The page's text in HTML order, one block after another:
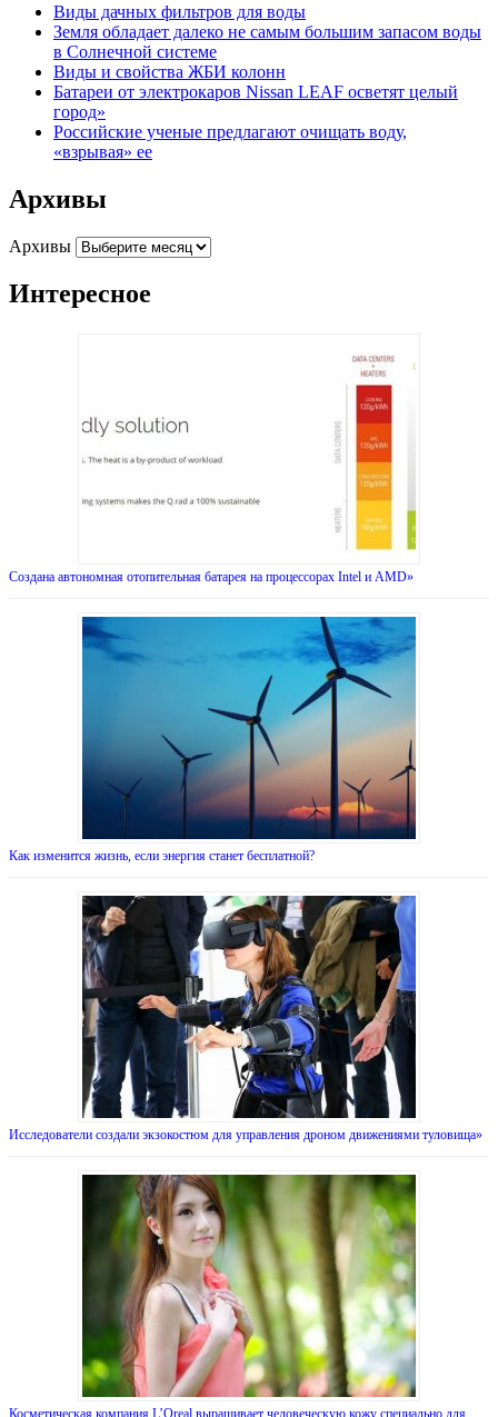
Виды дачных фильтров для воды
Земля обладает далеко не самым большим запасом воды
в Солнечной системе
Виды и свойства ЖБИ колонн
Батареи от электрокаров Nissan LEAF осветят целый
город»
Российские ученые предлагают очищать воду,
«взрывая» ее
Архивы
Архивы
Интересное
Создана автономная отопительная батарея на процессорах Intel и AMD»
Как изменится жизнь, если энергия станет бесплатной?
Исследователи создали экзокостюм для управления дроном движениями туловища»